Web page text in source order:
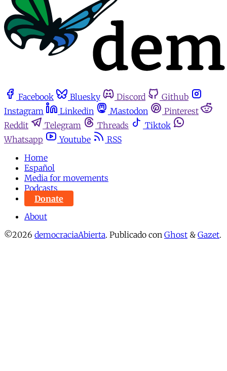
Facebook Bluesky Discord
Github
Instagram
Linkedin Mastodon
Pinterest
Reddit
Telegram Threads
Tiktok
Whatsapp
Youtube
RSS
Home
Español
Media for movements
Podcasts
Donate
About
©2026 democraciaAbierta. Publicado con Ghost & Gazet.